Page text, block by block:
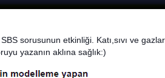
sorusunun etkinliği. Katı,sıvı ve
yazanın aklına sağlık:)